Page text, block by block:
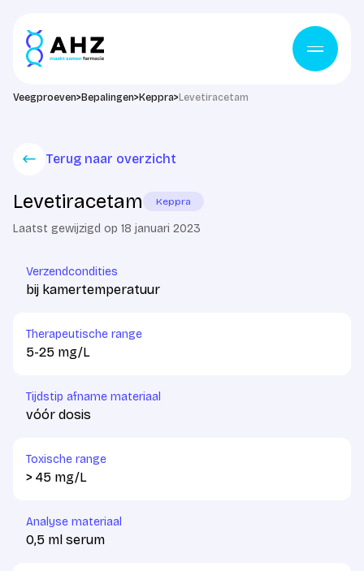
Veegproeven> Bepalingen> Keppra> Levetiracetam
Terug naar overzicht
Levetiracetam Keppra
Laatst gewijzigd op 18 januari 2023
Verzendcondities
bij kamertemperatuur
Therapeutische range
5-25 mg/L
Tijdstip afname materiaal
vóór dosis
Toxische range
> 45 mg/L
Analyse materiaal
0,5 ml serum